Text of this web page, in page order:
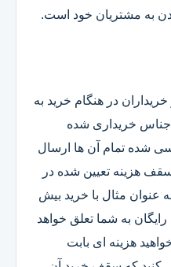
به مشتریان خود است.
در هنگام خرید به
خریداری شده
شده تمام آن ها ارسال
هزینه تعیین شده در
عنوان مثال با خرید بیش
ارسال رایگان به شما تعلق خواهد
هزینه ای بابت